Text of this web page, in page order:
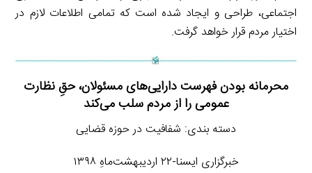
اجتماعی، طراحی و ایجاد شده است که تمامی اطلاعات لازم در
اختیار مردم قرار خواهد گرفت.
محرمانه بودن فهرست دارایی‌های مسئولان، حقِ نظارت
عمومی را از مردم سلب می‌کند
دسته بندی: شفافیت در حوزه قضایی
خبرگزاری ایسنا-۲۲ اردیبهشت‌ماهِ ۱۳۹۸